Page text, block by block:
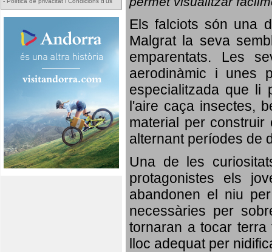
Els falciots són una
Malgrat la seva
emparentats. Les
aerodinàmic i unes
especialitzada que li
l'aire caça insectes,
material per
alternant períodes de
Una de les
protagonistes els
abandonen el niu
necessàries per
tornaran a tocar
lloc adequat per